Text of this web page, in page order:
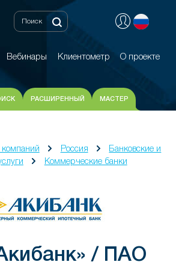
Вебинары Клиентометр О проекте
Вебинары Клиентометр О проекте
РАСШИРЕННЫЙ МАСТЕР
компаний Россия
Банковские и
Коммерческие банки
/ ПАО